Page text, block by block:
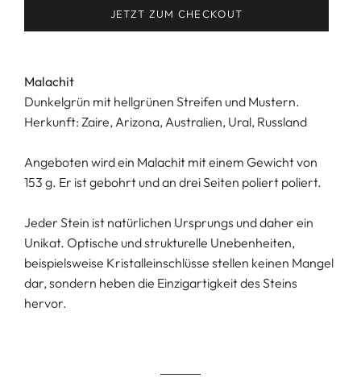
JETZT ZUM CHECKOUT
Malachit
Dunkelgrün mit hellgrünen Streifen und Mustern.
Herkunft: Zaire, Arizona, Australien, Ural, Russland
Angeboten wird ein Malachit mit einem Gewicht von
153 g. Er ist gebohrt und an drei Seiten poliert poliert.
Jeder Stein ist natürlichen Ursprungs und daher ein
Unikat. Optische und strukturelle Unebenheiten,
beispielsweise Kristalleinschlüsse stellen keinen Mangel
dar, sondern heben die Einzigartigkeit des Steins
hervor.